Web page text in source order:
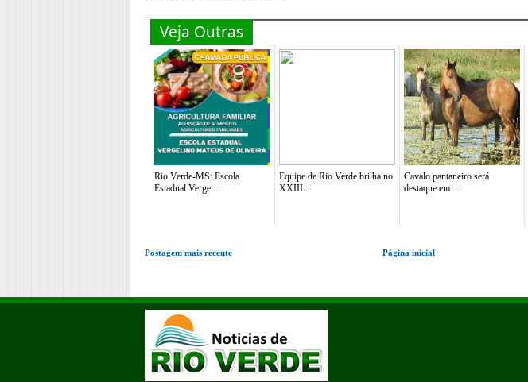
Veja Outras
Rio Verde-MS: Escola
Estadual Verge...
Equipe de Rio Verde brilha no
XXIII...
Cavalo pantaneiro será
destaque em ...
Postagem mais recente Página inicial